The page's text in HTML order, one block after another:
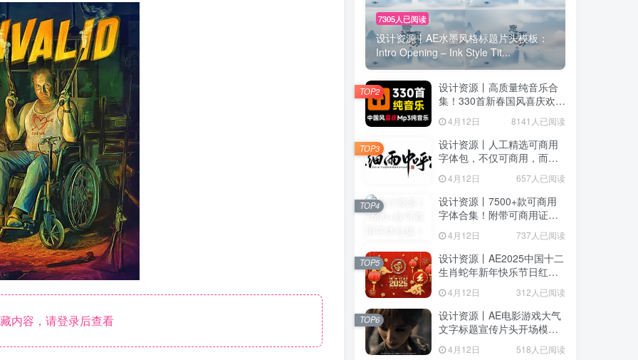
内容，请登录后查看
7305人已阅读
设计资源丨AE水墨风格标题片头模板：
Intro Opening – Ink Style Tit...
设计资源丨高质量纯音乐合
集！330首新春国风喜庆欢庆
MP3格式
4月12日 8141人已阅读
TOP2
设计资源丨人工精选可商用
字体包，不仅可商用，而且
4月12日 657人已阅读
TOP3
设计资源丨7500+款可商用
字体合集！附带可商用证明
使用4月12日 737人已阅读
TOP4
设计资源丨AE2025中国十二
生肖蛇年新年快乐节日红色
4月12日 312人已阅读
TOP5
设计资源丨AE电影游戏大气
文字标题宣传片头开场模版
4月12日 518人已阅读
TOP6
免密登录